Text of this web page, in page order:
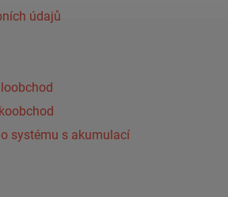
údajů
systému s akumulací